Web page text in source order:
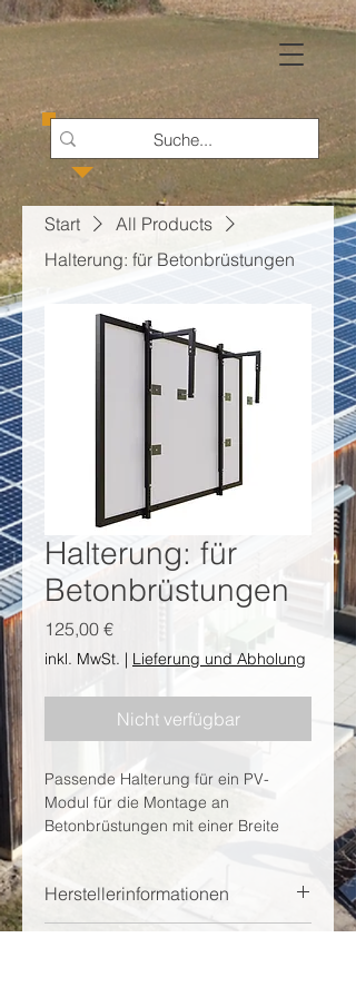
Start
All Products
Halterung: für Betonbrüstungen
Halterung: für
Betonbrüstungen
125,00 €Preis
inkl. MwSt. | Lieferung und Abholung
Nicht verfügbar
Passende Halterung für ein PV-
Modul für die Montage an
Betonbrüstungen mit einer Breite
ohne Bohren montiert werden!
Die Halterung ist nicht Ausstellbar
Herstellerinformationen
PluginEnergy GmbH